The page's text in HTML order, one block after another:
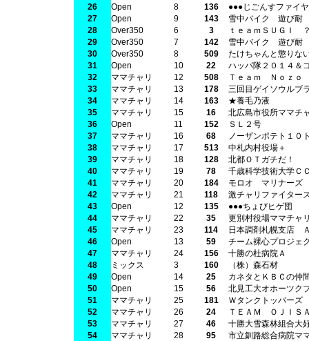
26
Open 8 136
●●●じごんすファイ
27
Open 9 143
雪中バイク 遊び耐
28
Over350 6 3
ｔｅａｍＳＵＧＩ
29
Over350 7 142
雪中バイク 遊び耐
30
Over350 8 509
たけちゃんと懲りな
31
Open 10 22
ハッパ隊２０１４＆
32
ママチャリ 12 508
Ｔｅａｍ Ｎｏｚｏ
33
ママチャリ 13 178
三回目ゲイソウルブ
34
ママチャリ 14 163
★養毛乃液
35
ママチャリ 15 16
北広島市役所ママチ
36
Open 11 152
ＳＬ２号
37
ママチャリ 16 68
ノーザンポテト１０
38
ママチャリ 17 513
中札内村役場＋
39
ママチャリ 18 128
北都ＯＴガチだ！
40
ママチャリ 19 78
千歳科学技術大学Ｃ
41
ママチャリ 20 184
モロオ マリナーズ
42
ママチャリ 21 118
激チャリファイター
43
Open 12 135
●●●ちょびヒゲ団
44
ママチャリ 22 35
更別村役場ママチャ
45
ママチャリ 23 114
日本調剤札幌支店
46
Open 13 59
チーム裸心プロジェ
47
ママチャリ 24 156
十勝の杜病院Ａ
48
ミックス 3 160
（株）森石材
49
Open 14 25
カネタとＫＢＣの仲
50
Open 15 56
北見工大オホーツク
51
ママチャリ 25 181
Ｗタンクトッパーズ
52
ママチャリ 26 24
ＴＥＡＭ ＯＪＩＳ
53
ママチャリ 27 46
十勝大雪森林組合大
54
ママチャリ 28 95
市立釧路総合病院マ